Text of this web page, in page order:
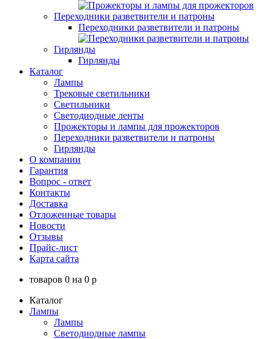
Переходники разветвители и патроны
Переходники разветвители и патроны
Гирлянды
Гирлянды
Каталог
Лампы
Трековые светильники
Светильники
Светодиодные ленты
Прожекторы и лампы для прожекторов
Переходники разветвители и патроны
Гирлянды
О компании
Гарантия
Вопрос - ответ
Контакты
Доставка
Отложенные товары
Новости
Отзывы
Прайс-лист
Карта сайта
товаров 0 на 0 p
Каталог
Лампы
Лампы
Светодиодные лампы